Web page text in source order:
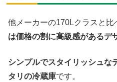
他メーカーの170Lクラスと比
は価格の割に高級感があるデ
シンプルでスタイリッシュな
タリの冷蔵庫です。